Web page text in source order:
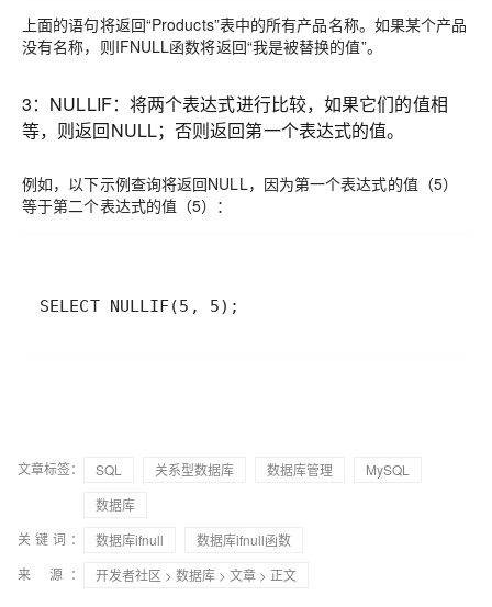
上面的语句将返回“Products”表中的所有产品名称。如果某个产品
没有名称，则IFNULL函数将返回“我是被替换的值”。
3：NULLIF：将两个表达式进行比较，如果它们的值相
等，则返回NULL；否则返回第一个表达式的值。
例如，以下示例查询将返回NULL，因为第一个表达式的值（5）
等于第二个表达式的值（5）：
SELECT NULLIF(5, 5);
文章标签： SQL 关系型数据库 数据库管理
MySQL
数据库
关键词：
数据库ifnull
数据库ifnull函数
来 源：
开发者社区 > 数据库 > 文章 > 正文